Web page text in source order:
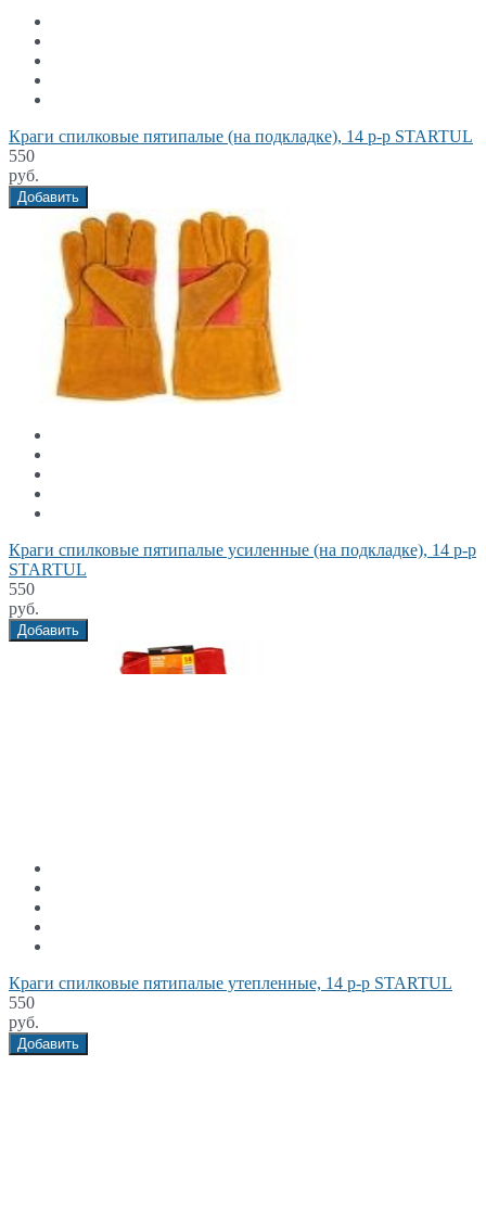
Краги спилковые пятипалые (на подкладке), 14 р-р STARTUL
550
руб.
Добавить
Краги спилковые пятипалые усиленные (на подкладке), 14 р-р
STARTUL
550
руб.
Добавить
Краги спилковые пятипалые утепленные, 14 р-р STARTUL
550
руб.
Добавить